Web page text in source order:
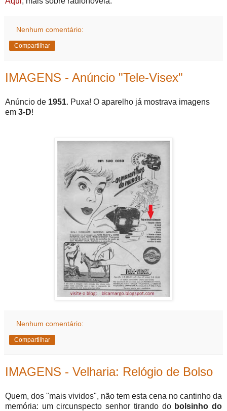
Nenhum comentário:
Compartilhar
IMAGENS - Anúncio "Tele-Visex"
Anúncio de 1951. Puxa! O aparelho já mostrava imagens
em 3-D!
Nenhum comentário:
Compartilhar
IMAGENS - Velharia: Relógio de Bolso
Quem, dos "mais vividos", não tem esta cena no cantinho da
memória: um circunspecto senhor tirando do bolsinho do